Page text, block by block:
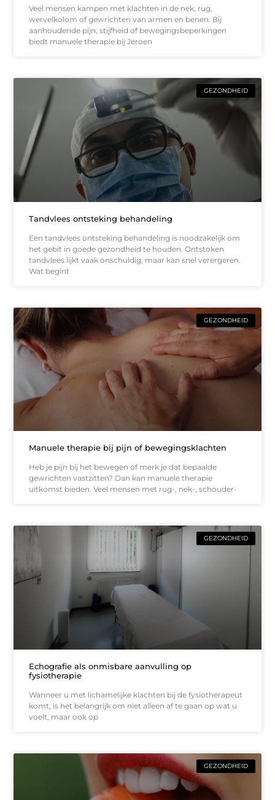
Veel mensen kampen met klachten in de nek, rug,
wervelkolom of gewrichten van armen en benen. Bij
aanhoudende pijn, stijfheid of bewegingsbeperkingen
biedt manuele therapie bij Jeroen
GEZONDHEID
Tandvlees ontsteking behandeling
Een tandvlees ontsteking behandeling is noodzakelijk om
het gebit in goede gezondheid te houden. Ontstoken
tandvlees lijkt vaak onschuldig, maar kan snel verergeren.
Wat begint
GEZONDHEID
Manuele therapie bij pijn of bewegingsklachten
Heb je pijn bij het bewegen of merk je dat bepaalde
gewrichten vastzitten? Dan kan manuele therapie
uitkomst bieden. Veel mensen met rug-, nek-, schouder-
GEZONDHEID
Echografie als onmisbare aanvulling op
fysiotherapie
Wanneer u met lichamelijke klachten bij de fysiotherapeut
komt, is het belangrijk om niet alleen af te gaan op wat u
voelt, maar ook op
GEZONDHEID